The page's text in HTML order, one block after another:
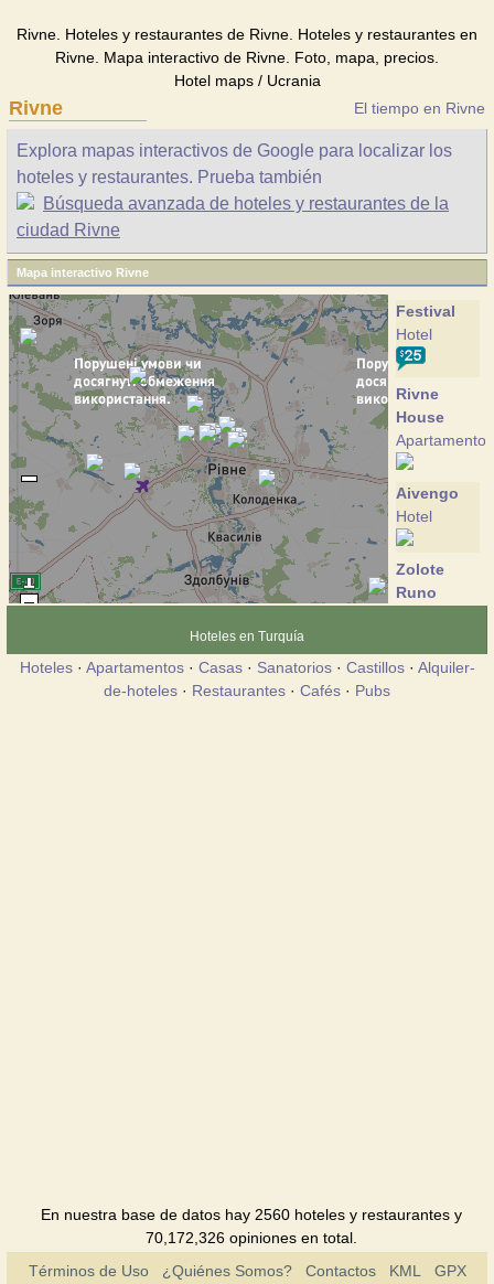
Rivne. Hoteles y restaurantes de Rivne. Hoteles y restaurantes en
Rivne. Mapa interactivo de Rivne. Foto, mapa, precios.
Hotel maps / Ucrania
Rivne El tiempo en Rivne
Explora mapas interactivos de Google para localizar los
hoteles y restaurantes. Prueba también
Búsqueda avanzada de hoteles y restaurantes de la
ciudad Rivne
Mapa interactivo Rivne
Festival
Hotel
Rivne
House
Apartamento
Aivengo
Hotel
Zolote
Runo
Marlen
Hutir
Hoteles en Turquía
Hoteles· Apartamentos· Casas· Sanatorios· Castillos· Alquiler-
de-hoteles · Restaurantes · Cafés · Pubs
En nuestra base de datos hay 2560 hoteles y restaurantes y
70,172,326 opiniones en total.
Términos de Uso
¿Quiénes Somos? Contactos KML GPX